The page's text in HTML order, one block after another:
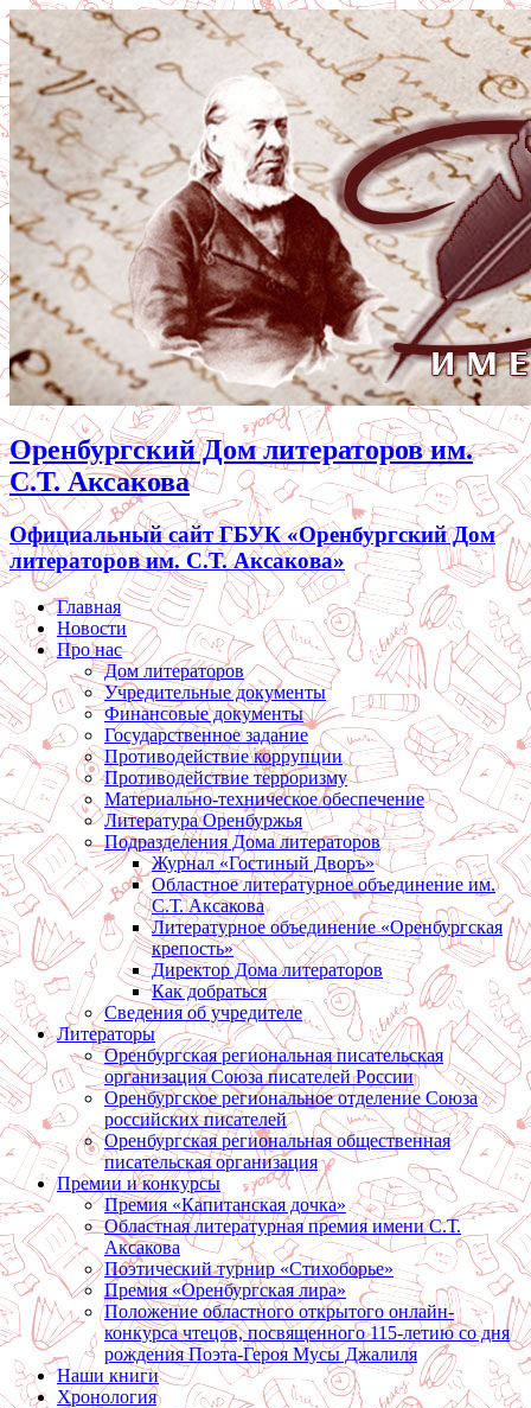
Оренбургский Дом литераторов им.
С.Т. Аксакова
Официальный сайт ГБУК «Оренбургский Дом
литераторов им. С.Т. Аксакова»
Главная
Новости
Про нас
Дом литераторов
Учредительные документы
Финансовые документы
Государственное задание
Противодействие коррупции
Противодействие терроризму
Материально-техническое обеспечение
Литература Оренбуржья
Подразделения Дома литераторов
Журнал «Гостиный Дворъ»
Областное литературное объединение им.
С.Т. Аксакова
Литературное объединение «Оренбургская
крепость»
Директор Дома литераторов
Как добраться
Сведения об учредителе
Литераторы
Оренбургская региональная писательская
организация Союза писателей России
Оренбургское региональное отделение Союза
российских писателей
Оренбургская региональная общественная
писательская организация
Премии и конкурсы
Премия «Капитанская дочка»
Областная литературная премия имени С.Т.
Аксакова
Поэтический турнир «Стихоборье»
Премия «Оренбургская лира»
Положение областного открытого онлайн-
конкурса чтецов, посвященного 115-летию со дня
рождения Поэта-Героя Мусы Джалиля
Наши книги
Хронология